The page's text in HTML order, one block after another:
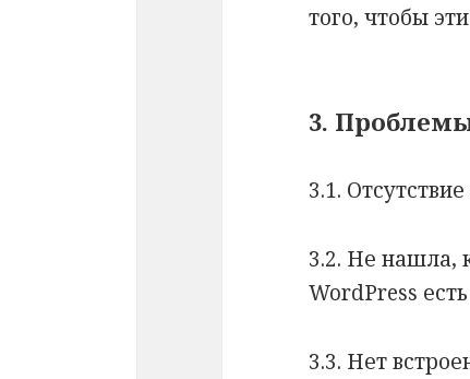
того, чтобы
3.
3.1.
3.2. Не нашла,
WordPress
3.3. Нет